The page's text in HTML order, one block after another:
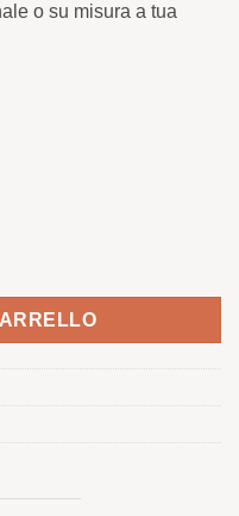
o su misura a tua